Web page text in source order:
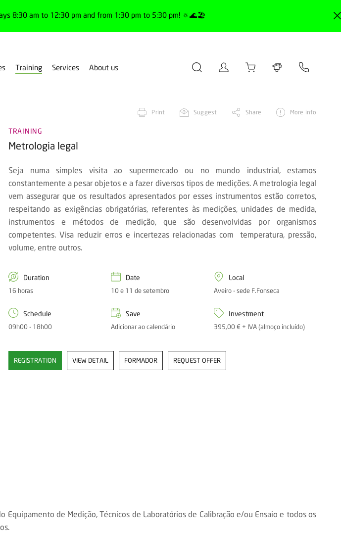
8:30 am to 12:30 pm and from 1:30 pm to 5:30 pm! 🔅🌊🏖️
Training Services About us
Print
Suggest Share More info
TRAINING
Metrologia legal
Seja numa simples visita ao supermercado ou no mundo industrial, estamos
constantemente a pesar objetos e a fazer diversos tipos de medições. A metrologia legal
vem assegurar que os resultados apresentados por esses instrumentos estão corretos,
respeitando as exigências obrigatórias, referentes às medições, unidades de medida,
instrumentos e métodos de medição, que são desenvolvidas por organismos
competentes. Visa reduzir erros e incertezas relacionadas com temperatura, pressão,
volume, entre outros.
Duration
16 horas
Date
10 e 11 de setembro
Local
Aveiro - sede F.Fonseca
Schedule
09h00 - 18h00
Save
Adicionar ao calendário
Investment
395,00 € + IVA (almoço incluído)
REGISTRATION VIEW DETAIL FORMADOR REQUEST OFFER
Equipamento de Medição, Técnicos de Laboratórios de Calibração e/ou Ensaio e todos os